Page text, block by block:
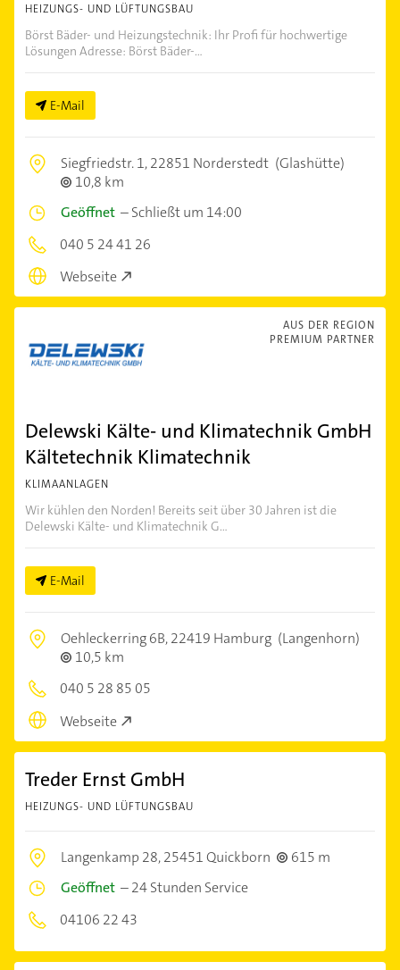
HEIZUNGS- UND LÜFTUNGSBAU
Börst Bäder- und Heizungstechnik: Ihr Profi für hochwertige
Lösungen Adresse: Börst Bäder-...
E-Mail
Siegfriedstr. 1,22851 Norderstedt (Glashütte)
10,8 km
Geöffnet –Schließt um 14:00
040 5 24 41 26
Webseite
AUS DER REGION
PREMIUM PARTNER
Delewski Kälte- und Klimatechnik GmbH
Kältetechnik Klimatechnik
KLIMAANLAGEN
Wir kühlen den Norden! Bereits seit über 30 Jahren ist die
Delewski Kälte- und Klimatechnik G...
E-Mail
Oehleckerring 6B,22419 Hamburg (Langenhorn)
10,5 km
040 5 28 85 05
Webseite
Treder Ernst GmbH
HEIZUNGS- UND LÜFTUNGSBAU
Langenkamp 28,25451 Quickborn
615 m
Geöffnet –24 Stunden Service
04106 22 43